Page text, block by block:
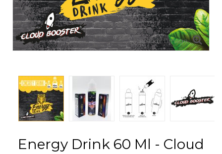
Agrandir l'image
Energy Drink 60 Ml - Cloud